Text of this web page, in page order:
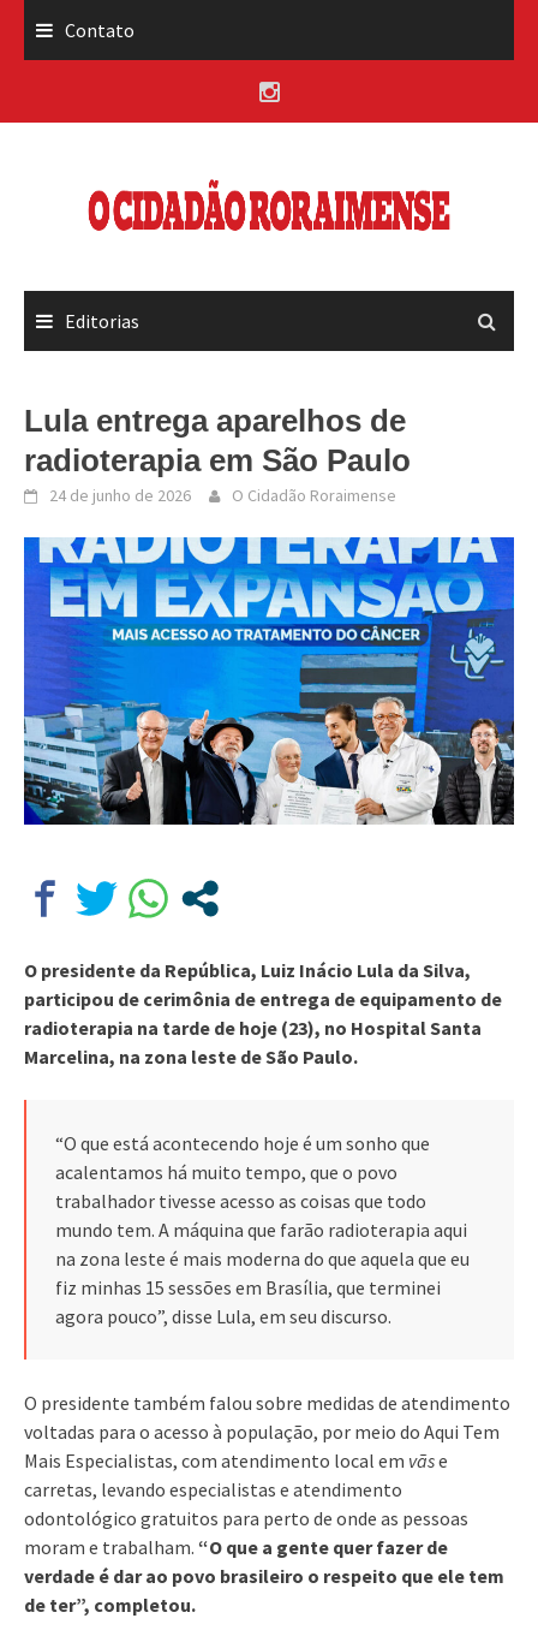
Contato
Editorias
Lula entrega aparelhos de
radioterapia em São Paulo
24 de junho de 2026 O Cidadão Roraimense
O presidente da República, Luiz Inácio Lula da Silva,
participou de cerimônia de entrega de equipamento de
radioterapia na tarde de hoje (23), no Hospital Santa
Marcelina, na zona leste de São Paulo.
“O que está acontecendo hoje é um sonho que
acalentamos há muito tempo, que o povo
trabalhador tivesse acesso as coisas que todo
mundo tem. A máquina que farão radioterapia aqui
na zona leste é mais moderna do que aquela que eu
fiz minhas 15 sessões em Brasília, que terminei
agora pouco”, disse Lula, em seu discurso.
O presidente também falou sobre medidas de atendimento
voltadas para o acesso à população, por meio do Aqui Tem
Mais Especialistas, com atendimento local em vãse
carretas, levando especialistas e atendimento
odontológico gratuitos para perto de onde as pessoas
moram e trabalham. “O que a gente quer fazer de
verdade é dar ao povo brasileiro o respeito que ele tem
de ter”, completou.